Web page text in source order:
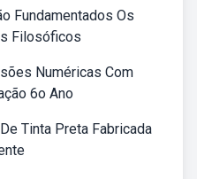
Fundamentados Os
Filosóficos
Numéricas Com
6o Ano
Tinta Preta Fabricada